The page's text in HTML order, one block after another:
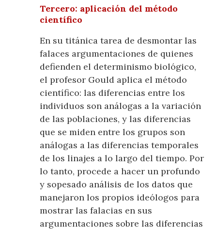
Tercero: aplicación del método
científico
En su titánica tarea de desmontar las
falaces argumentaciones de quienes
defienden el determinismo biológico,
el profesor Gould aplica el método
científico: las diferencias entre los
individuos son análogas a la variación
de las poblaciones, y las diferencias
que se miden entre los grupos son
análogas a las diferencias temporales
de los linajes a lo largo del tiempo. Por
lo tanto, procede a hacer un profundo
y sopesado análisis de los datos que
manejaron los propios ideólogos para
mostrar las falacias en sus
argumentaciones sobre las diferencias